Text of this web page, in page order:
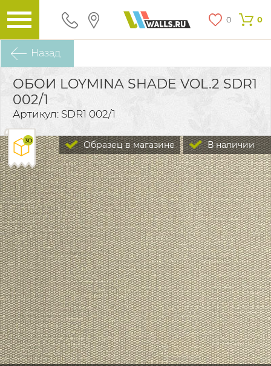
0 0
Назад
ОБОИ LOYMINA SHADE VOL.2 SDR1
002/1
Артикул: SDR1 002/1
В наличии
Образец в магазине